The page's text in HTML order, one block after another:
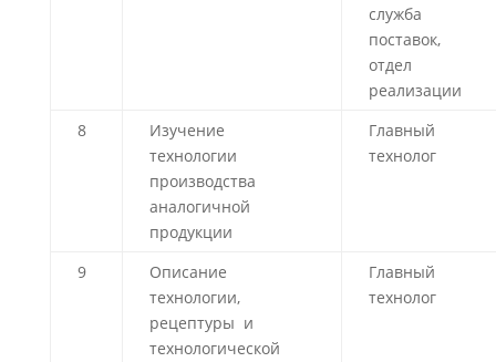
служба
поставок,
отдел
реализации
8
Изучение
технологии
производства
аналогичной
продукции
Главный
технолог
9
Описание
технологии,
рецептуры и
технологической
Главный
технолог